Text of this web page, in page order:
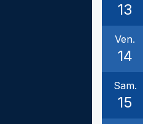
13
Ven.
14
Sam.
15